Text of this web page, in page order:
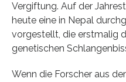
Vergiftung. Auf der
heute eine in Nepal
vorgestellt, die erstmalig
genetischen
Wenn die Forscher aus